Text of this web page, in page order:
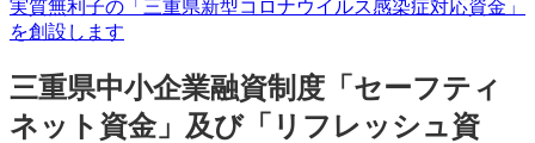
実質無利子の「三重県新型コロナウイルス感染症対応資金」
を創設します
三重県中小企業融資制度「セーフティ
ネット資金」及び「リフレッシュ資